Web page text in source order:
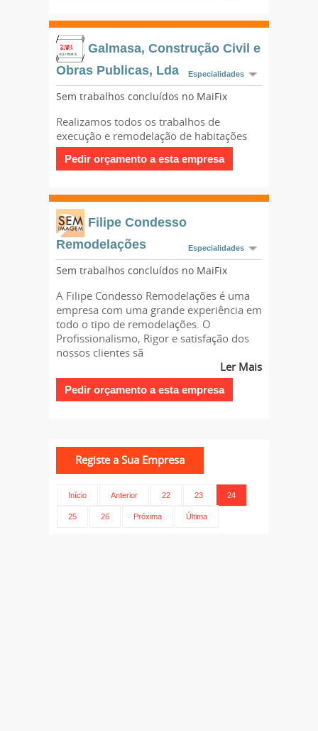
Galmasa, Construção Civil e
Obras Publicas, Lda
Especialidades
Sem trabalhos concluídos no MaiFix
Realizamos todos os trabalhos de
execução e remodelação de habitações
Filipe Condesso
Remodelações
Especialidades
Sem trabalhos concluídos no MaiFix
A Filipe Condesso Remodelações é uma
empresa com uma grande experiência em
todo o tipo de remodelações. O
Profissionalismo, Rigor e satisfação dos
nossos clientes sã
Ler Mais
Início Anterior 22 23 24
25 26 Próxima Última